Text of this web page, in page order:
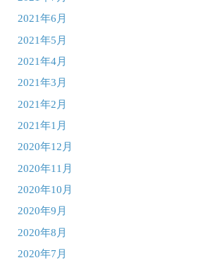
2021年6月
2021年5月
2021年4月
2021年3月
2021年2月
2021年1月
2020年12月
2020年11月
2020年10月
2020年9月
2020年8月
2020年7月